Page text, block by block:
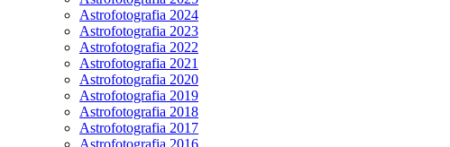
Astrofotografia 2024
Astrofotografia 2023
Astrofotografia 2022
Astrofotografia 2021
Astrofotografia 2020
Astrofotografia 2019
Astrofotografia 2018
Astrofotografia 2017
Astrofotografia 2016